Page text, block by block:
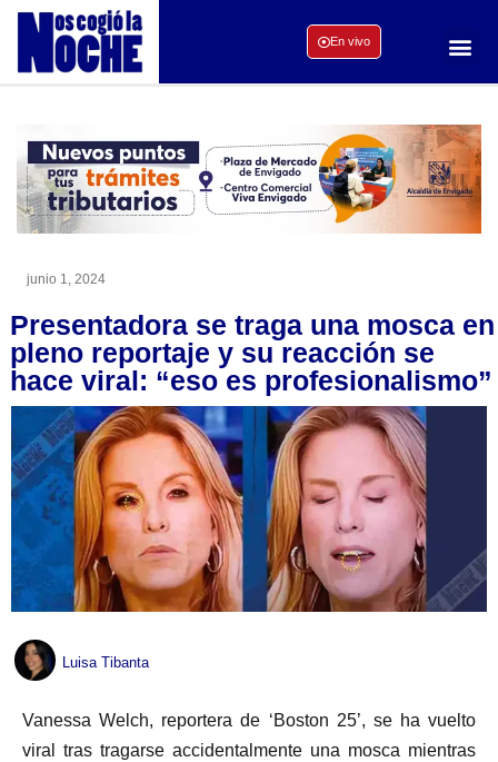
En vivo
junio 1, 2024
Presentadora se traga una mosca en
pleno reportaje y su reacción se
hace viral: “eso es profesionalismo”
Luisa Tibanta
Vanessa Welch, reportera de ‘Boston 25’, se ha vuelto
viral tras tragarse accidentalmente una mosca mientras